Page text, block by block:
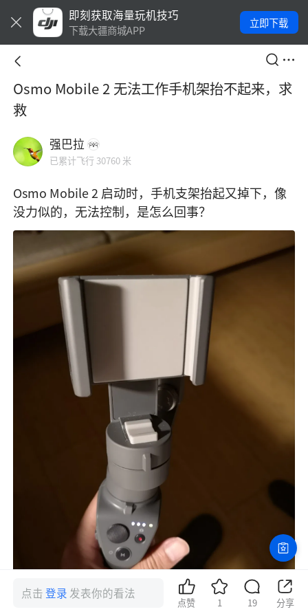
即刻获取海量玩机技巧
下载大疆商城APP
立即下载
Osmo Mobile 2 无法工作手机架抬不起来，求
救
强巴拉
已累计飞行 30760 米
Osmo Mobile 2 启动时，手机支架抬起又掉下，像
没力似的，无法控制，是怎么回事？
点击登录 发表你的看法
点赞 1 19 分享